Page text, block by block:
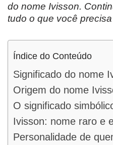
do nome Ivisson.
tudo o que você
Índice do Conteúdo
Significado do nome
Origem do nome
O significado
Ivisson: nome raro e
Personalidade de